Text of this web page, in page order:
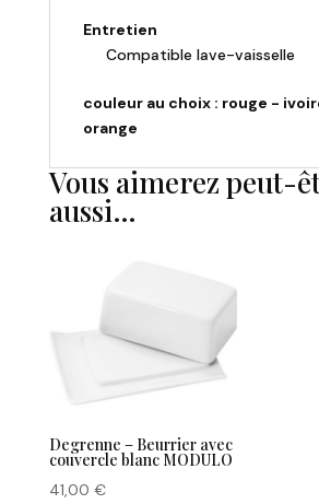
Entretien
Compatible lave-vaisselle
couleur au choix : rouge -
orange
Vous aimerez peut-
aussi…
Degrenne – Beurrier avec
couvercle blanc MODULO
41,00 €